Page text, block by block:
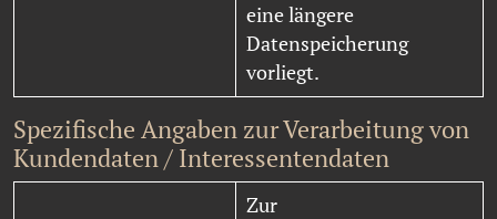
eine längere
Datenspeicherung
vorliegt.
Spezifische Angaben zur Verarbeitung von
Kundendaten / Interessentendaten
Zur